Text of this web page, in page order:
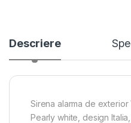
Descriere
Sirena alarma de exterior
Pearly white, design